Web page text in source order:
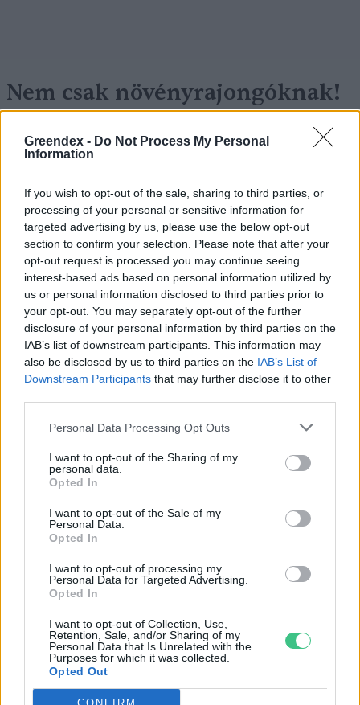
Greendex - Do Not Process My Personal
Information
If you wish to opt-out of the sale, sharing to third parties, or
processing of your personal or sensitive information for
targeted advertising by us, please use the below opt-out
section to confirm your selection. Please note that after your
opt-out request is processed you may continue seeing
interest-based ads based on personal information utilized by
us or personal information disclosed to third parties prior to
your opt-out. You may separately opt-out of the further
disclosure of your personal information by third parties on the
IAB’s list of downstream participants. This information may
also be disclosed by us to third parties on the IAB’s List of
Downstream Participants that may further disclose it to other
Personal Data Processing Opt Outs
I want to opt-out of the Sharing of my
personal data.
Opted In
I want to opt-out of the Sale of my
Personal Data.
Opted In
I want to opt-out of processing my
Personal Data for Targeted Advertising.
Opted In
I want to opt-out of Collection, Use,
Retention, Sale, and/or Sharing of my
Personal Data that Is Unrelated with the
Purposes for which it was collected.
Opted Out
CONFIRM
Nem csak növényrajongóknak!
– 8 arborétum, amelyet
érdemes meglátogatni
Magyarország tele van gyönyörű növényekkel, így arborétumokkal
is. A jó idő beköszöntével érdemes minél többet felkeresni.
Szedd magad őszibarack: itt vannak
a legjobb lelőhelyek!
SZEMLE